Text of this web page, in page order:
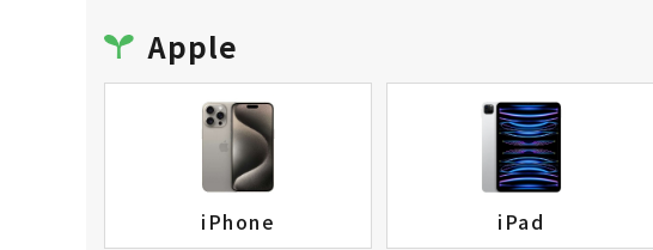
Apple
iPhone iPad